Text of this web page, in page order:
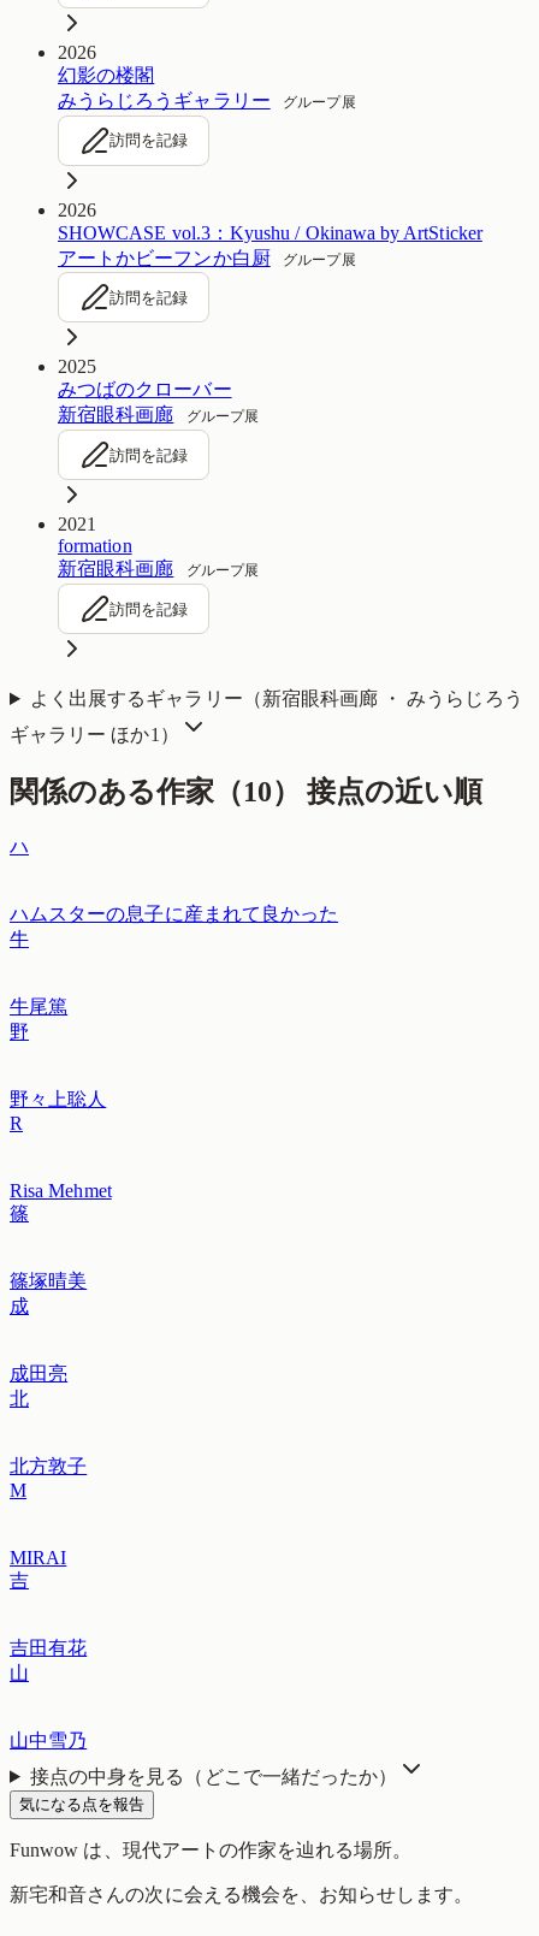
2026
幻影の楼閣
みうらじろうギャラリー
グループ展
訪問を記録
2026
SHOWCASE vol.3：Kyushu / Okinawa by ArtSticker
アートかビーフンか白厨
グループ展
訪問を記録
2025
みつばのクローバー
新宿眼科画廊
グループ展
訪問を記録
2021
formation
新宿眼科画廊
グループ展
訪問を記録
よく出展するギャラリー（新宿眼科画廊 ・ みうらじろう
ギャラリー ほか1 ）
関係のある作家（10） 接点の近い順
ハ
ハムスターの息子に産まれて良かった
牛
牛尾篤
野
野々上聡人
R
Risa Mehmet
篠
篠塚晴美
成
成田亮
北
北方敦子
M
MIRAI
吉
吉田有花
山
山中雪乃
接点の中身を見る（どこで一緒だったか）
気になる点を報告
Funwow は、現代アートの作家を辿れる場所。
新宅和音さんの次に会える機会を、お知らせします。